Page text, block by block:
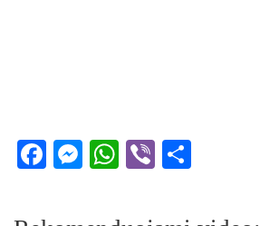
Facebook
Messenger
WhatsApp
Viber